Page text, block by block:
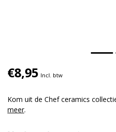
€8,95 Incl. btw
Kom uit de Chef ceramics
meer.